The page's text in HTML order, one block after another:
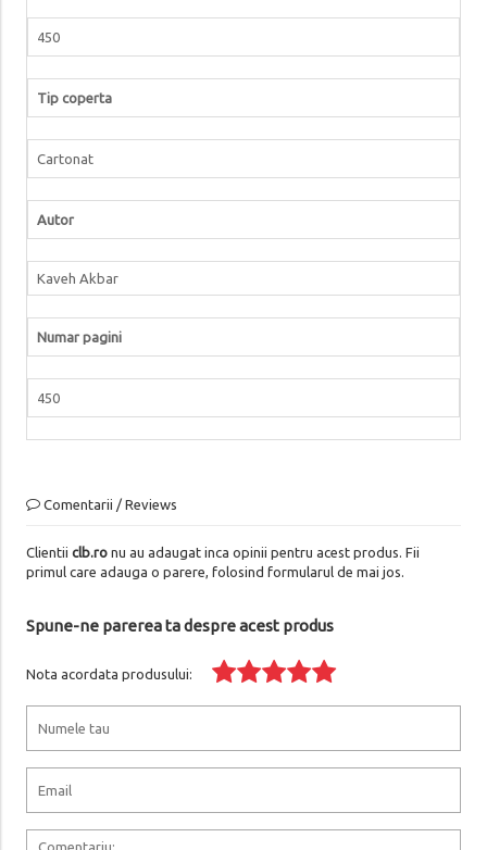
450
Tip coperta
Cartonat
Autor
Kaveh Akbar
Numar pagini
450
Comentarii / Reviews
Clientii clb.ronu au adaugat inca opinii pentru acest produs. Fii
primul care adauga o parere, folosind formularul de mai jos.
Spune-ne parerea ta despre acest produs
Nota acordata produsului: